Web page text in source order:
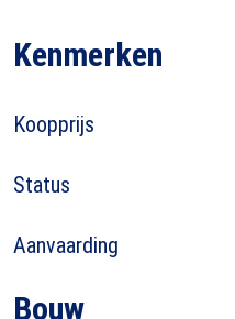
Kenmerken
Koopprijs
Status
Aanvaarding
Bouw